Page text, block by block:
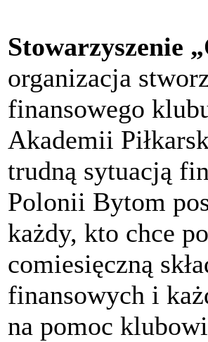
Stowarzyszenie
organizacja
finansowego
Akademii
trudną sytuacją
Polonii Bytom
każdy, kto chce
comiesięczną
finansowych i
na pomoc